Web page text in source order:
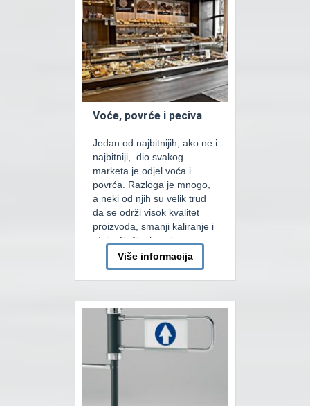
komunikacija je različitim
voblerima na policama,
kasetnim cjenovnicima na
[…]
Voće, povrće i peciva
Jedan od najbitnijih, ako ne i
najbitniji, dio svakog
marketa je odjel voća i
povrća. Razloga je mnogo,
a neki od njih su velik trud
da se održi visok kvalitet
proizvoda, smanji kaliranje i
otpis. Našim kupcima smo u
mogućnosti ponuditi više
tipova zidnih i ostrvskih
elementa za prodaju kao i
[…]
Više informacija